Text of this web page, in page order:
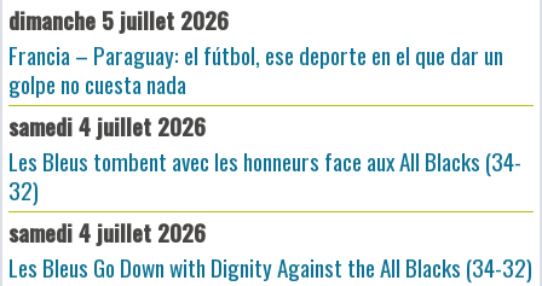
dimanche 5 juillet 2026
Francia – Paraguay: el fútbol, ese deporte en el que dar un
golpe no cuesta nada
samedi 4 juillet 2026
Les Bleus tombent avec les honneurs face aux All Blacks (34-
32)
samedi 4 juillet 2026
Les Bleus Go Down with Dignity Against the All Blacks (34-32)